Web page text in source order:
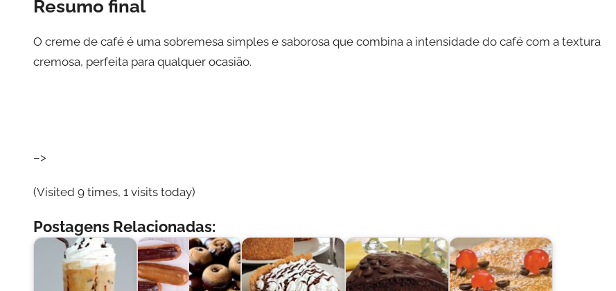
Resumo final
O creme de café é uma sobremesa simples e saborosa que combina a intensidade do café com a textura
cremosa, perfeita para qualquer ocasião.
–>
(Visited 9 times, 1 visits today)
Postagens Relacionadas: